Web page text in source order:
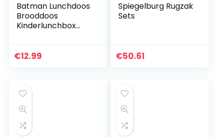
Batman Lunchdoos
Brooddoos
Kinderlunchbox
compartimenten +
€12.99
Spiegelburg Rugzak
Sets
€50.61